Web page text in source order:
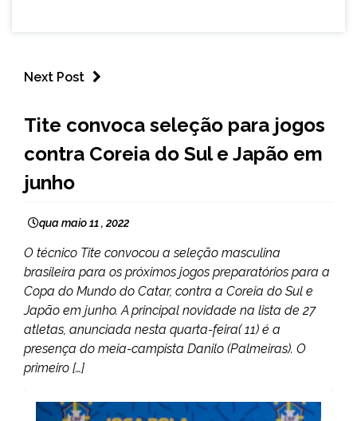
Next Post
Tite convoca seleção para jogos
contra Coreia do Sul e Japão em
junho
qua maio 11 , 2022
O técnico Tite convocou a seleção masculina
brasileira para os próximos jogos preparatórios para a
Copa do Mundo do Catar, contra a Coreia do Sul e
Japão em junho. A principal novidade na lista de 27
atletas, anunciada nesta quarta-feira( 11) é a
presença do meia-campista Danilo (Palmeiras). O
primeiro […]